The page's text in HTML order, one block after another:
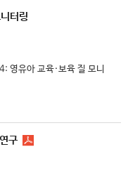
터링
유아 교육·보육 질 모니
구